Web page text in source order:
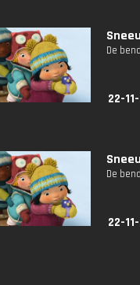
De
22-
De
22-